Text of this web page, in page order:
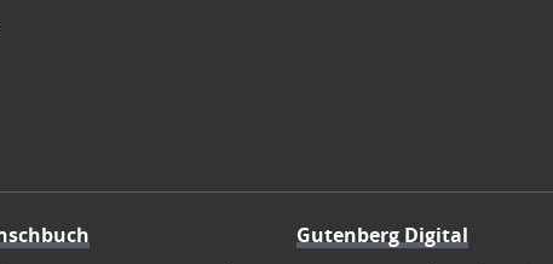
Gutenberg Digital